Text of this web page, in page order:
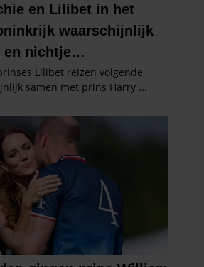
ze heeft verstrekt of die ze hebben
van uw gebruik van hun services. U
cookies als u onze website blijft